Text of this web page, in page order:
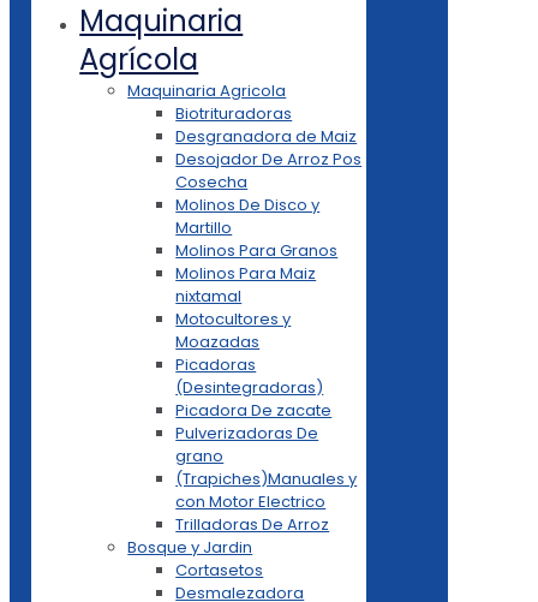
Maquinaria
Agrícola
Maquinaria Agricola
Biotrituradoras
Desgranadora de Maiz
Desojador De Arroz Pos
Cosecha
Molinos De Disco y
Martillo
Molinos Para Granos
Molinos Para Maiz
nixtamal
Motocultores y
Moazadas
Picadoras
(Desintegradoras)
Picadora De zacate
Pulverizadoras De
grano
(Trapiches)Manuales y
con Motor Electrico
Trilladoras De Arroz
Bosque y Jardin
Cortasetos
Desmalezadora